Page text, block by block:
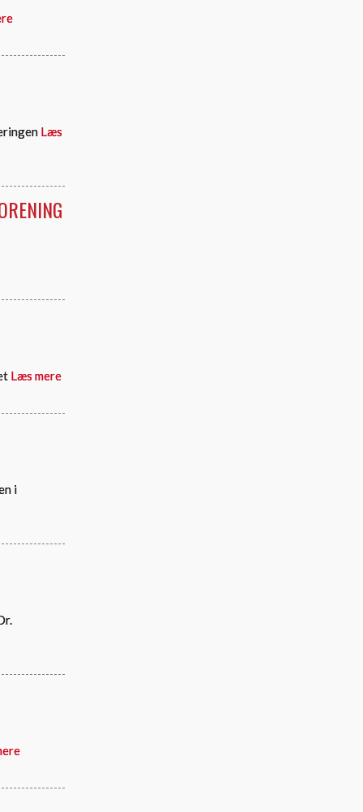
Læs
Læs mere
i